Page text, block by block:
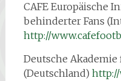
CAFE Europäische
behinderter Fans
http://
Deutsche
(Deutschland)